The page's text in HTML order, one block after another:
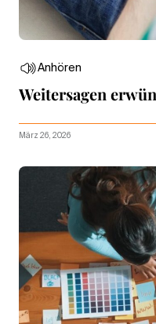
Anhören
Weitersagen
März 26, 2026